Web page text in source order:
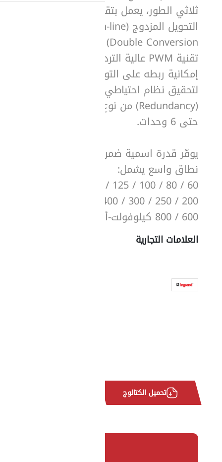
ثلاثي الطور، يعمل بتقنية
التحويل المزدوج (On-line
Double Conversion) مع
تقنية PWM عالية التردد، مع
إمكانية ربطه على التوازي
لتحقيق نظام احتياطي
حتى 6 وحدات.
يوفّر قدرة اسمية ضمن
نطاق واسع يشمل:
600 / 800 كيلوفولت-أمبير.
العلامات التجارية
تحميل الكتالوج